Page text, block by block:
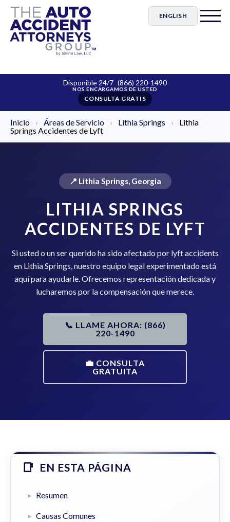
ENGLISH
Disponible 24/7 (866) 220-1490
CONSULTA GRATIS
Inicio › Áreas de Servicio › Lithia Springs ›
Lithia
Springs Accidentes de Lyft
📍 Lithia Springs, Georgia
LITHIA SPRINGS
ACCIDENTES DE LYFT
Si usted o un ser querido ha sido afectado por lyft accidents
en Lithia Springs, nuestro equipo legal experimentado está
aquí para ayudarle. Ofrecemos representación dedicada y
lucharemos por la compensación que merece.
📞 LLAME AHORA: (866)
220-1490
💼 CONSULTA
GRATUITA
EN ESTA PÁGINA
Resumen
Causas Comunes